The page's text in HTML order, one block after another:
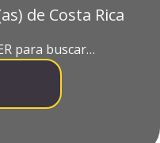
de Costa Rica
para buscar…